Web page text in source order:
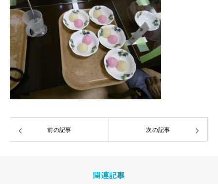
前の記事 次の記事
関連記事